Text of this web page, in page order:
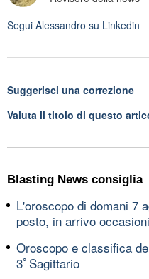
Segui Alessandro su Linkedin
Suggerisci una correzione
Valuta il titolo di questo
Blasting News consiglia
L'oroscopo di domani 7
posto, in arrivo
Oroscopo e classifica
3ﾟSagittario